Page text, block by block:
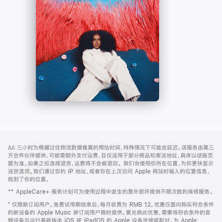
Apple
Music
开)
页
页
脚
注
∆∆ 三小时为根据过往物流数据推算的预估时间，特殊情况下可能会延迟。该服务由第三
方合作伙伴提供，可能需额外支付运费，且仅适用于部分商品和寄送地址，具体以结账页
面为准。如果之后选择退货，运费将不会被退回。 我们会使用你所在位置，为你更快显示
送货选项。我们通过你的 IP 地址，或者你在上次访问 Apple 网站时输入的位置信息，
找到了你的位置。
** AppleCare+ 服务计划可为使用过程中发生的意外损坏提供不限次数的保修服务。
⁺ 仅限新订阅用户。免费试用期结束后，每月收费为 RMB 12。优惠仅面向购买符合条件
的新设备的 Apple Music 新订阅用户限时提供。要兑换此优惠，需要将符合条件的音
频设备与运行最新版本 iOS 或 iPadOS 的 Apple 设备连接或配对。为 Apple